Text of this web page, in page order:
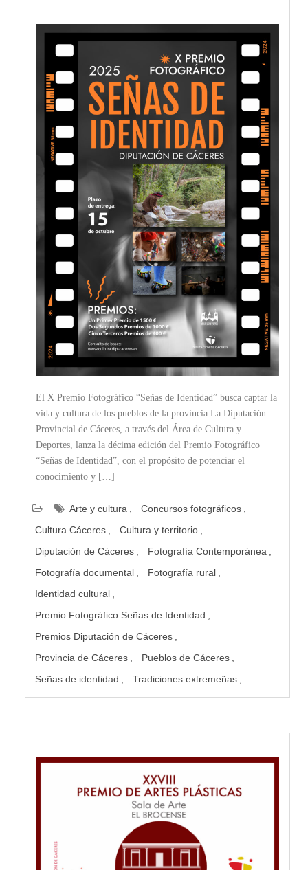
El X Premio Fotográfico “Señas de Identidad” busca captar la
vida y cultura de los pueblos de la provincia La Diputación
Provincial de Cáceres, a través del Área de Cultura y
Deportes, lanza la décima edición del Premio Fotográfico
“Señas de Identidad”, con el propósito de potenciar el
conocimiento y […]
Arte y cultura
Concursos fotográficos
Cultura Cáceres
Cultura y territorio
Diputación de Cáceres
Fotografía Contemporánea
Fotografía documental
Fotografía rural
Identidad cultural
Premio Fotográfico Señas de Identidad
Premios Diputación de Cáceres
Provincia de Cáceres
Pueblos de Cáceres
Señas de identidad
Tradiciones extremeñas